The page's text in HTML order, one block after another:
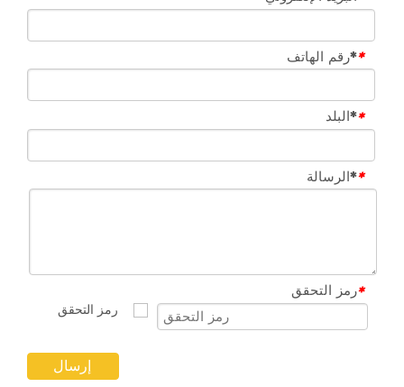
**رقم الهاتف
**البلد
**الرسالة
*رمز التحقق
إرسال